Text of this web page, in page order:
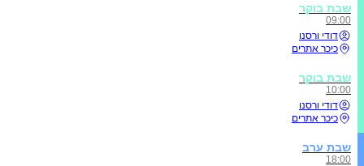
שבת בוקר
09:00
דודי ורסנו
כיכר אתרים
שבת בוקר
10:00
דודי ורסנו
כיכר אתרים
שבת ערב
18:00